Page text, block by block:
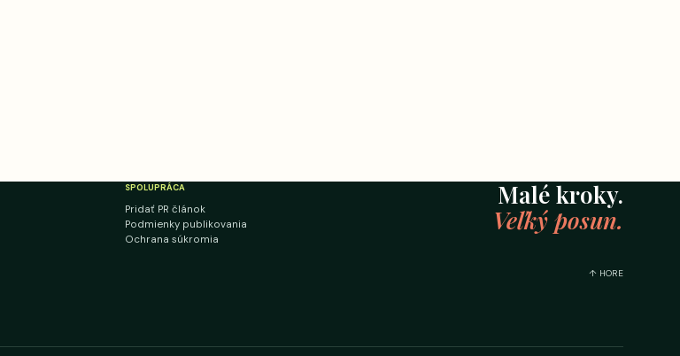
SPOLUPRÁCA
Pridať PR článok
Podmienky publikovania
Ochrana súkromia
Malé kroky.
Veľký posun.
↑ HORE